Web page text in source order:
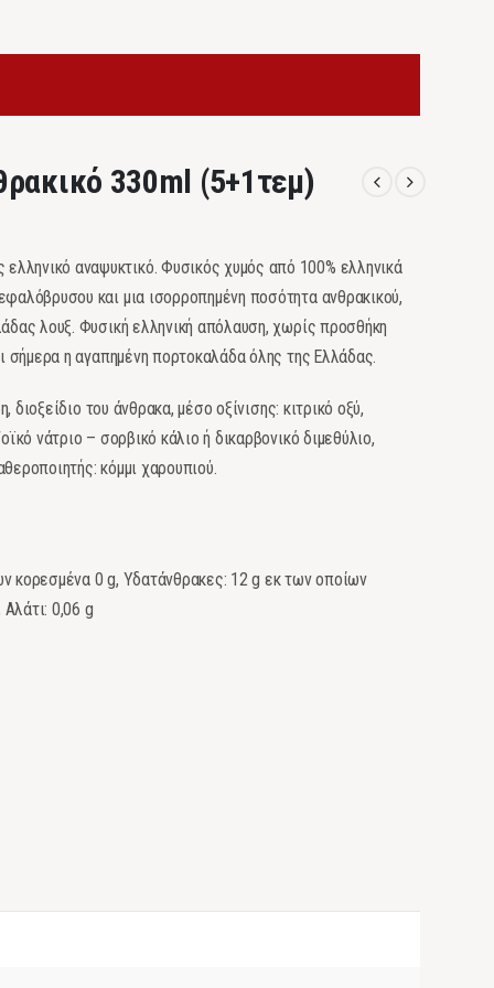
330ml (5+1τεμ)
αναψυκτικό. Φυσικός χυμός από 100% ελληνικά
και μια ισορροπημένη ποσότητα ανθρακικού,
λουξ. Φυσική ελληνική απόλαυση, χωρίς προσθήκη
σήμερα η αγαπημένη πορτοκαλάδα όλης της Ελλάδας.
του άνθρακα, μέσο οξίνισης: κιτρικό οξύ,
νάτριο – σορβικό κάλιο ή δικαρβονικό διμεθύλιο,
κόμμι χαρουπιού.
κορεσμένα 0 g, Υδατάνθρακες: 12 g εκ των οποίων
0,06 g